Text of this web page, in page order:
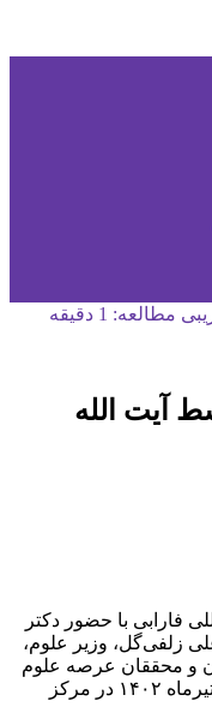
مطالعه: 1 دقیقه
آیت الله
فارابی با حضور دکتر
زلفی‌گل، وزیر علوم،
و محققان عرصه علوم
انسانی و اسلامی صبح امروز دوشنبه ۱۹ تیرماه ۱۴۰۲ در مرکز